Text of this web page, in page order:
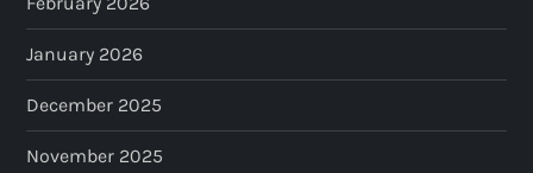
a
t
i
January 2026
December 2025
November 2025